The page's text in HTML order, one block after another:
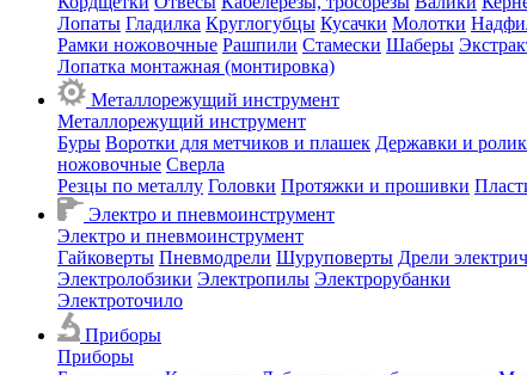
Лопаты Гладилка Круглогубцы Кусачки Молотки
Рамки ножовочные Рашпили Стамески Шаберы
Лопатка монтажная (монтировка)
Металлорежущий инструмент
Металлорежущий инструмент
Буры Воротки для метчиков и плашек Державки и
ножовочные Сверла
Резцы по металлу Головки Протяжки и прошивки
Электро и пневмоинструмент
Электро и пневмоинструмент
Гайковерты Пневмодрели Шуруповерты Дрели
Электролобзики Электропилы Электрорубанки
Электроточило
Приборы
Приборы